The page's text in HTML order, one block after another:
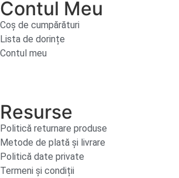
Contul Meu
Coș de cumpărături
Lista de dorințe
Contul meu
Resurse
Politică returnare produse
Metode de plată și livrare
Politică date private
Termeni și condiții